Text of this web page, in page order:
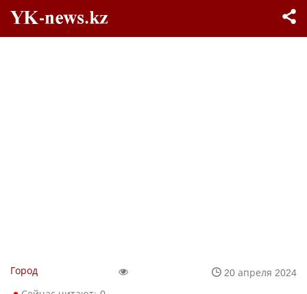
Город
20 апреля 2024